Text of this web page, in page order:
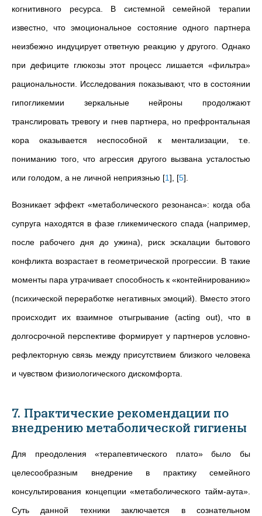
когнитивного ресурса. В системной семейной терапии
известно, что эмоциональное состояние одного партнера
неизбежно индуцирует ответную реакцию у другого. Однако
при дефиците глюкозы этот процесс лишается «фильтра»
рациональности. Исследования показывают, что в состоянии
гипогликемии зеркальные нейроны продолжают
транслировать тревогу и гнев партнера, но префронтальная
кора оказывается неспособной к ментализации, т.е.
пониманию того, что агрессия другого вызвана усталостью
или голодом, а не личной неприязнью [1] [5]
Возникает эффект «метаболического резонанса»: когда оба
супруга находятся в фазе гликемического спада (например,
после рабочего дня до ужина), риск эскалации бытового
конфликта возрастает в геометрической прогрессии. В такие
моменты пара утрачивает способность к «контейнированию»
(психической переработке негативных эмоций). Вместо этого
происходит их взаимное отыгрывание (acting out), что в
долгосрочной перспективе формирует у партнеров условно-
рефлекторную связь между присутствием близкого человека
и чувством физиологического дискомфорта.
7. Практические рекомендации по
внедрению метаболической гигиены
Для преодоления «терапевтического плато» было бы
целесообразным внедрение в практику семейного
консультирования концепции «метаболического тайм-аута».
Суть данной техники заключается в сознательном